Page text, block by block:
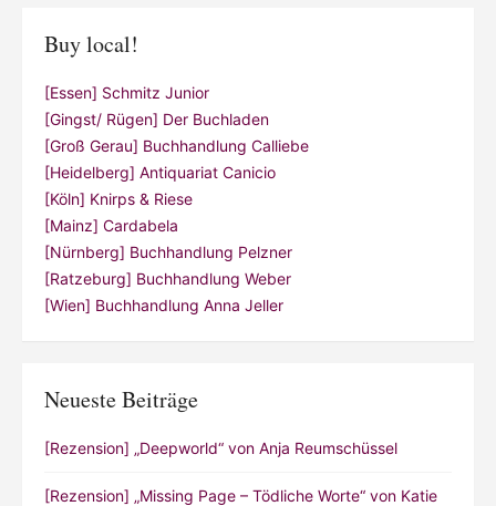
Buy local!
[Essen] Schmitz Junior
[Gingst/ Rügen] Der Buchladen
[Groß Gerau] Buchhandlung Calliebe
[Heidelberg] Antiquariat Canicio
[Köln] Knirps & Riese
[Mainz] Cardabela
[Nürnberg] Buchhandlung Pelzner
[Ratzeburg] Buchhandlung Weber
[Wien] Buchhandlung Anna Jeller
Neueste Beiträge
[Rezension] „Deepworld“ von Anja Reumschüssel
[Rezension] „Missing Page – Tödliche Worte“ von Katie